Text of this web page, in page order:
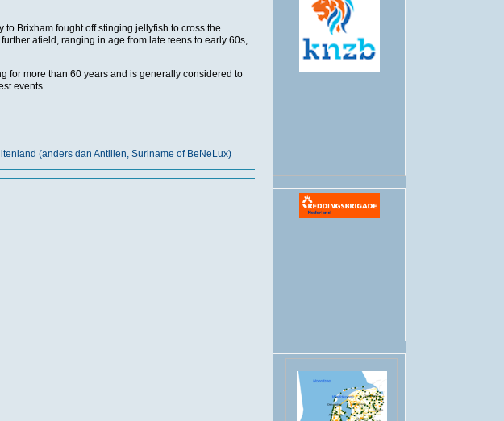
Brixham fought off stinging jellyfish to cross the
afield, ranging in age from late teens to early 60s,
for more than 60 years and is generally considered to
events.
(anders dan Antillen, Suriname of BeNeLux)